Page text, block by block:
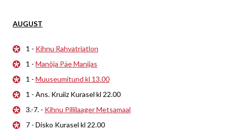
AUGUST
1 - Kihnu Rahvatriatlon
1 - Manõja Päe Manijas
1 - Muuseumitund kl 13.00
1 - Ans. Kruiiz Kurasel kl 22.00
3.-7. - Kihnu Pillilaager Metsamaal
7 - Disko Kurasel kl 22.00